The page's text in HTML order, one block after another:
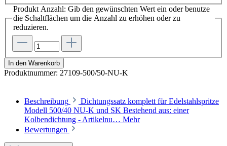
Produkt Anzahl: Gib den gewünschten Wert ein oder benutze
die Schaltflächen um die Anzahl zu erhöhen oder zu
reduzieren.
In den Warenkorb
Produktnummer: 27109-500/50-NU-K
Beschreibung
Dichtungssatz komplett für Edelstahlspritze
Modell 500/40 NU-K und SK Bestehend aus: einer
Kolbendichtung - Artikelnu… Mehr
Bewertungen